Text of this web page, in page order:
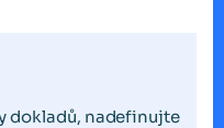
dokladů, nadefinujte